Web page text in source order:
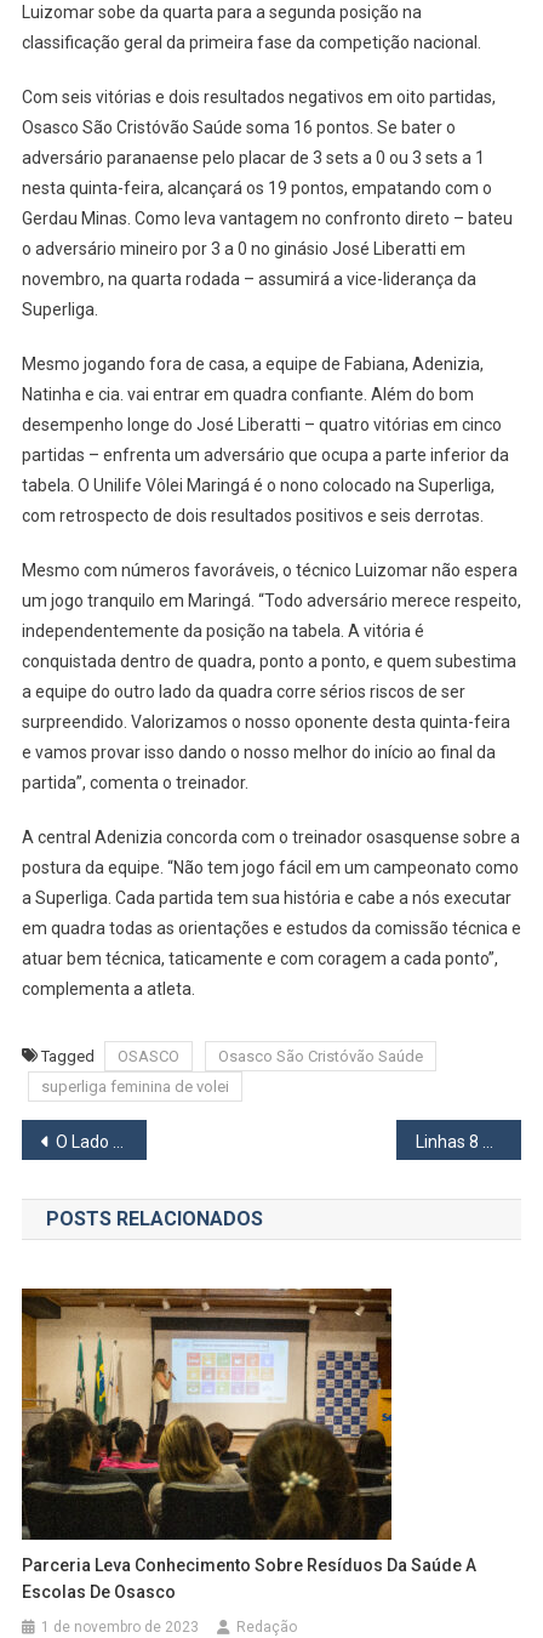
Luizomar sobe da quarta para a segunda posição na
classificação geral da primeira fase da competição nacional.
Com seis vitórias e dois resultados negativos em oito partidas,
Osasco São Cristóvão Saúde soma 16 pontos. Se bater o
adversário paranaense pelo placar de 3 sets a 0 ou 3 sets a 1
nesta quinta-feira, alcançará os 19 pontos, empatando com o
Gerdau Minas. Como leva vantagem no confronto direto – bateu
o adversário mineiro por 3 a 0 no ginásio José Liberatti em
novembro, na quarta rodada – assumirá a vice-liderança da
Superliga.
Mesmo jogando fora de casa, a equipe de Fabiana, Adenizia,
Natinha e cia. vai entrar em quadra confiante. Além do bom
desempenho longe do José Liberatti – quatro vitórias em cinco
partidas – enfrenta um adversário que ocupa a parte inferior da
tabela. O Unilife Vôlei Maringá é o nono colocado na Superliga,
com retrospecto de dois resultados positivos e seis derrotas.
Mesmo com números favoráveis, o técnico Luizomar não espera
um jogo tranquilo em Maringá. “Todo adversário merece respeito,
independentemente da posição na tabela. A vitória é
conquistada dentro de quadra, ponto a ponto, e quem subestima
a equipe do outro lado da quadra corre sérios riscos de ser
surpreendido. Valorizamos o nosso oponente desta quinta-feira
e vamos provar isso dando o nosso melhor do início ao final da
partida”, comenta o treinador.
A central Adenizia concorda com o treinador osasquense sobre a
postura da equipe. “Não tem jogo fácil em um campeonato como
a Superliga. Cada partida tem sua história e cabe a nós executar
em quadra todas as orientações e estudos da comissão técnica e
atuar bem técnica, taticamente e com coragem a cada ponto”,
complementa a atleta.
Tagged OSASCO
Osasco São Cristóvão Saúde
superliga feminina de volei
Navegação
de
Post
O Lado Certo da Minha Televisão
POSTS RELACIONADOS
Parceria Leva Conhecimento Sobre Resíduos Da Saúde A
Escolas De Osasco
1 de novembro de 2023 Redação